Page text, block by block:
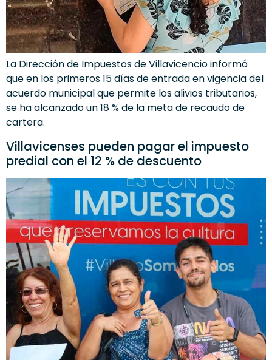
La Dirección de Impuestos de Villavicencio informó
que en los primeros 15 días de entrada en vigencia del
acuerdo municipal que permite los alivios tributarios,
se ha alcanzado un 18 % de la meta de recaudo de
cartera.
Villavicenses pueden pagar el impuesto
predial con el 12 % de descuento